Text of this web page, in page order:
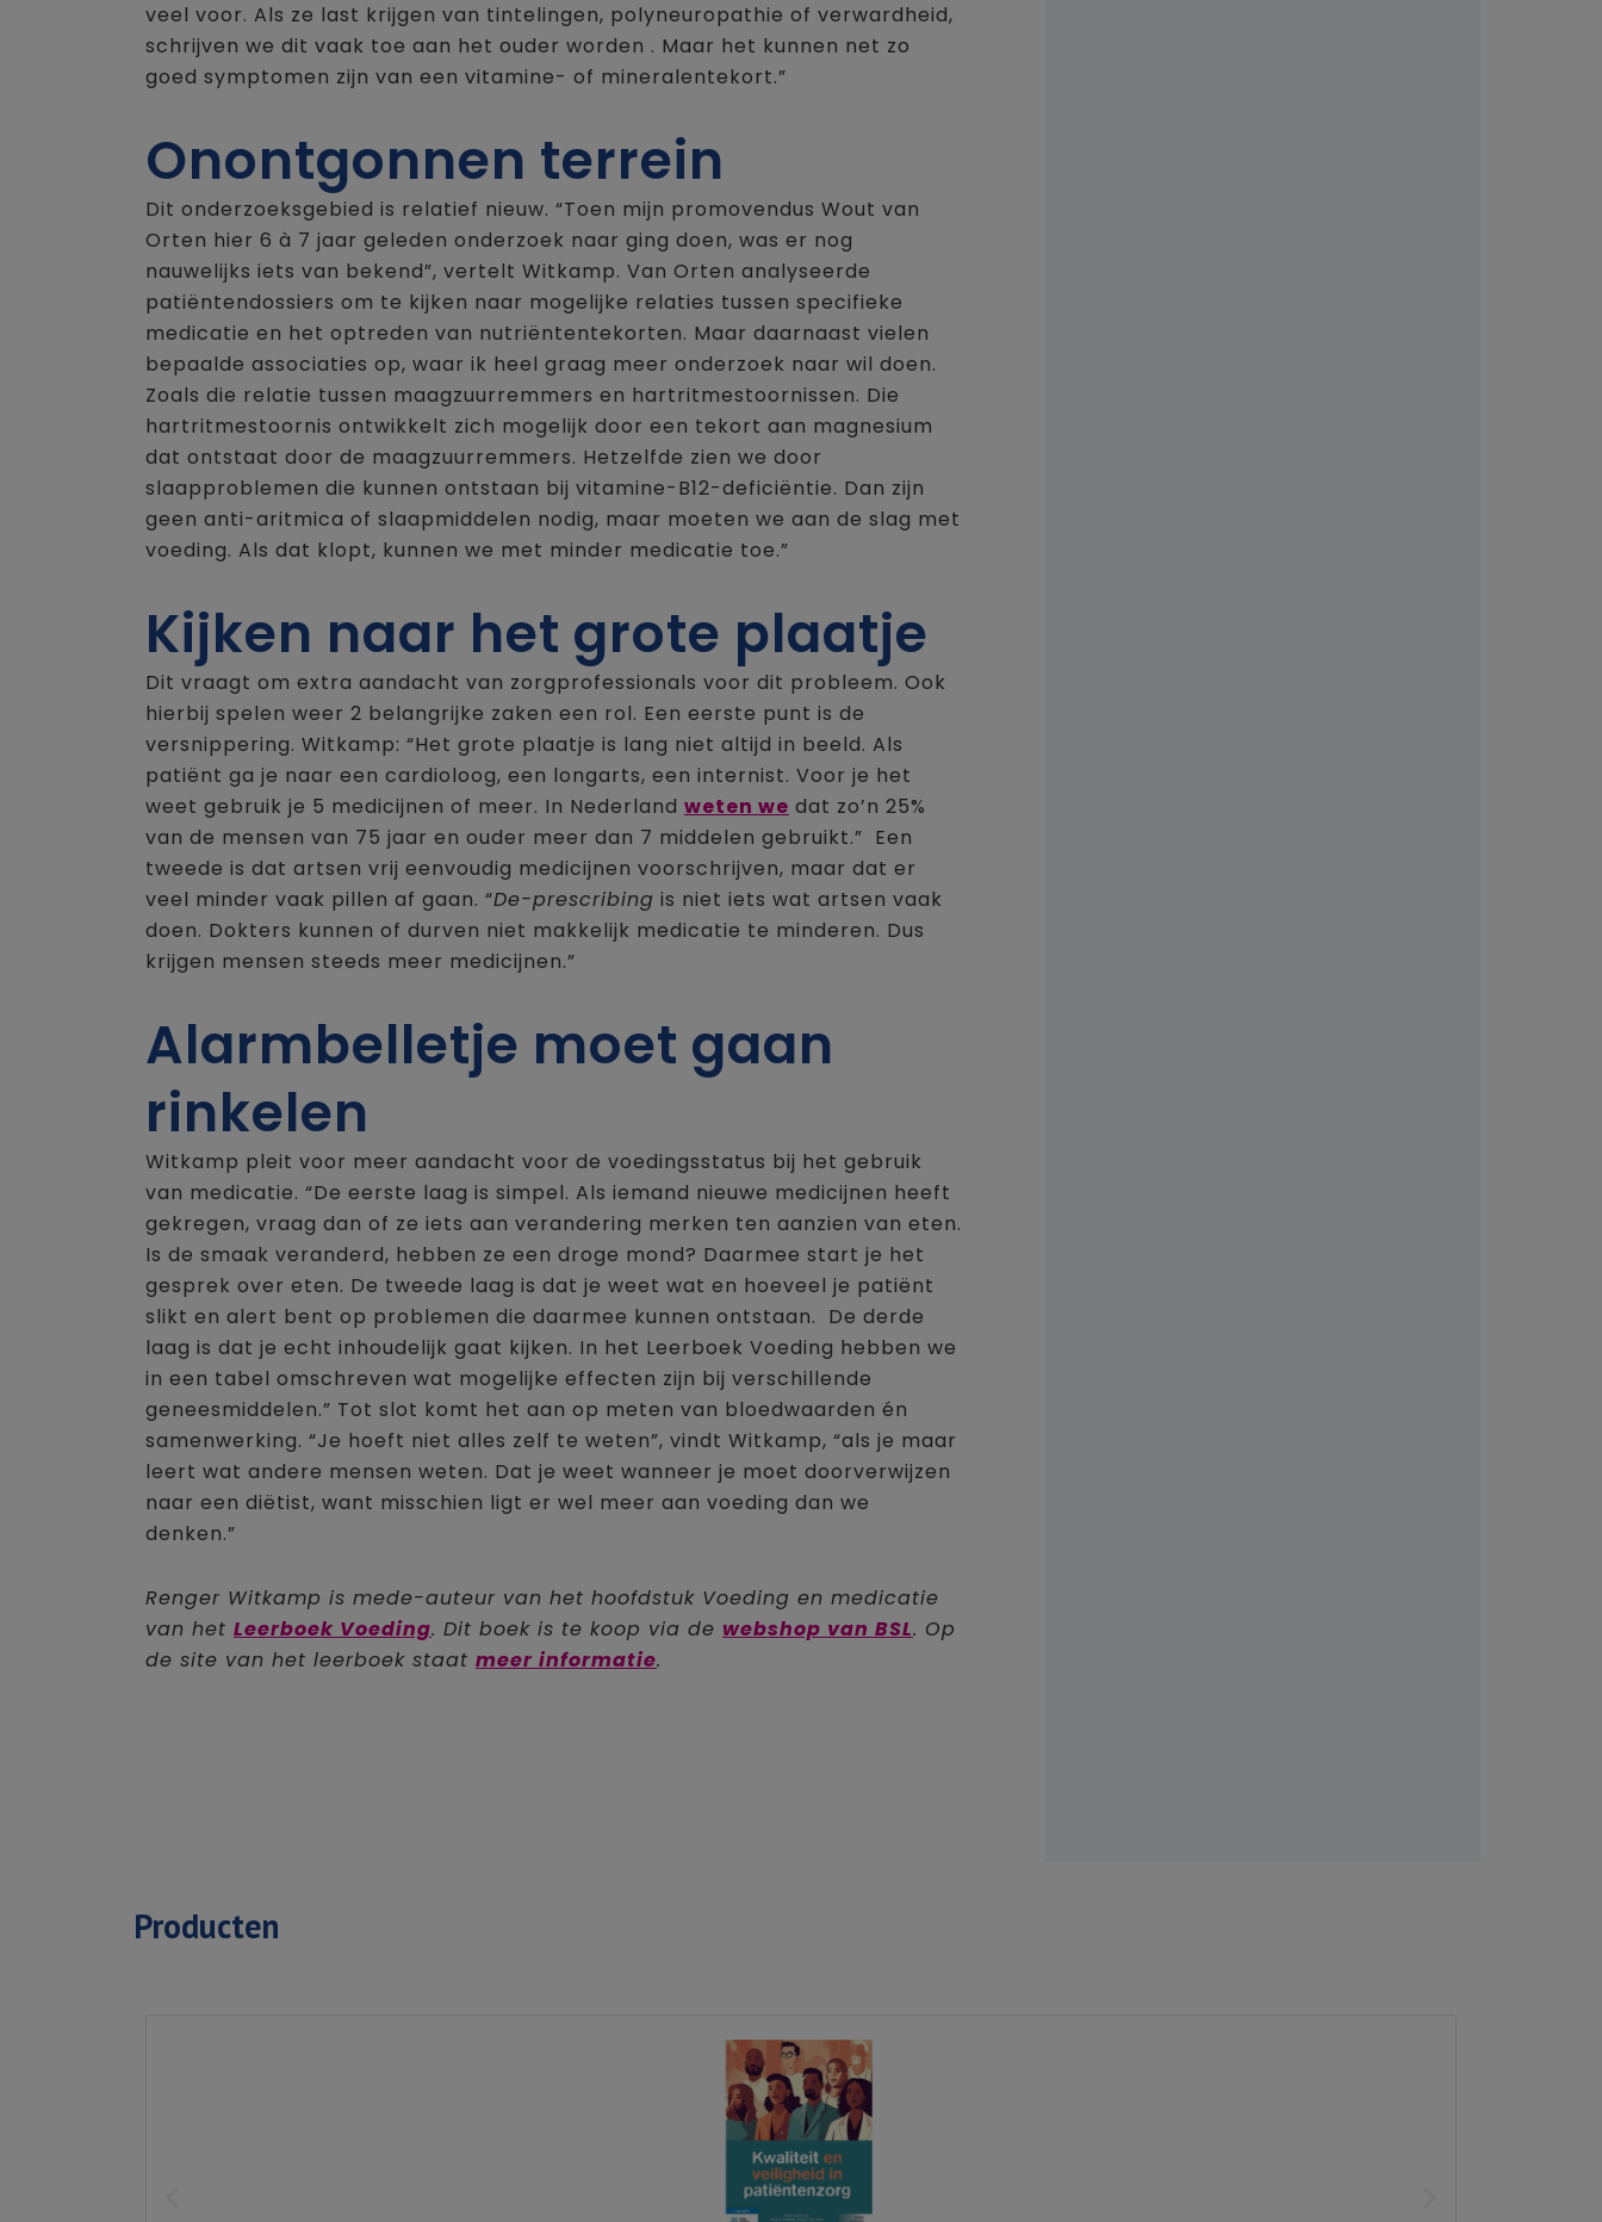
veel voor. Als ze last krijgen van tintelingen, polyneuropathie of verwardheid,
schrijven we dit vaak toe aan het ouder worden . Maar het kunnen net zo
goed symptomen zijn van een vitamine- of mineralentekort.”
Onontgonnen terrein
Dit onderzoeksgebied is relatief nieuw. “Toen mijn promovendus Wout van
Orten hier 6 à 7 jaar geleden onderzoek naar ging doen, was er nog
nauwelijks iets van bekend”, vertelt Witkamp. Van Orten analyseerde
patiëntendossiers om te kijken naar mogelijke relaties tussen specifieke
medicatie en het optreden van nutriëntentekorten. Maar daarnaast vielen
bepaalde associaties op, waar ik heel graag meer onderzoek naar wil doen.
Zoals die relatie tussen maagzuurremmers en hartritmestoornissen. Die
hartritmestoornis ontwikkelt zich mogelijk door een tekort aan magnesium
dat ontstaat door de maagzuurremmers. Hetzelfde zien we door
slaapproblemen die kunnen ontstaan bij vitamine-B12-deficiëntie. Dan zijn
geen anti-aritmica of slaapmiddelen nodig, maar moeten we aan de slag met
voeding. Als dat klopt, kunnen we met minder medicatie toe.”
Kijken naar het grote plaatje
Dit vraagt om extra aandacht van zorgprofessionals voor dit probleem. Ook
hierbij spelen weer 2 belangrijke zaken een rol. Een eerste punt is de
versnippering. Witkamp: “Het grote plaatje is lang niet altijd in beeld. Als
patiënt ga je naar een cardioloog, een longarts, een internist. Voor je het
weet gebruik je 5 medicijnen of meer. In Nederland weten we dat zo’n 25%
van de mensen van 75 jaar en ouder meer dan 7 middelen gebruikt.” Een
tweede is dat artsen vrij eenvoudig medicijnen voorschrijven, maar dat er
veel minder vaak pillen af gaan. “De-prescribing is niet iets wat artsen vaak
doen. Dokters kunnen of durven niet makkelijk medicatie te minderen. Dus
krijgen mensen steeds meer medicijnen.”
Alarmbelletje moet gaan
rinkelen
Witkamp pleit voor meer aandacht voor de voedingsstatus bij het gebruik
van medicatie. “De eerste laag is simpel. Als iemand nieuwe medicijnen heeft
gekregen, vraag dan of ze iets aan verandering merken ten aanzien van eten.
Is de smaak veranderd, hebben ze een droge mond? Daarmee start je het
gesprek over eten. De tweede laag is dat je weet wat en hoeveel je patiënt
slikt en alert bent op problemen die daarmee kunnen ontstaan. De derde
laag is dat je echt inhoudelijk gaat kijken. In het Leerboek Voeding hebben we
in een tabel omschreven wat mogelijke effecten zijn bij verschillende
geneesmiddelen.” Tot slot komt het aan op meten van bloedwaarden én
samenwerking. “Je hoeft niet alles zelf te weten”, vindt Witkamp, “als je maar
leert wat andere mensen weten. Dat je weet wanneer je moet doorverwijzen
naar een diëtist, want misschien ligt er wel meer aan voeding dan we
denken.”
Renger Witkamp is mede-auteur van het hoofdstuk Voeding en medicatie
van het Leerboek Voeding. Dit boek is te koop via de webshop van BSL. Op
de site van het leerboek staat meer informatie.
Producten